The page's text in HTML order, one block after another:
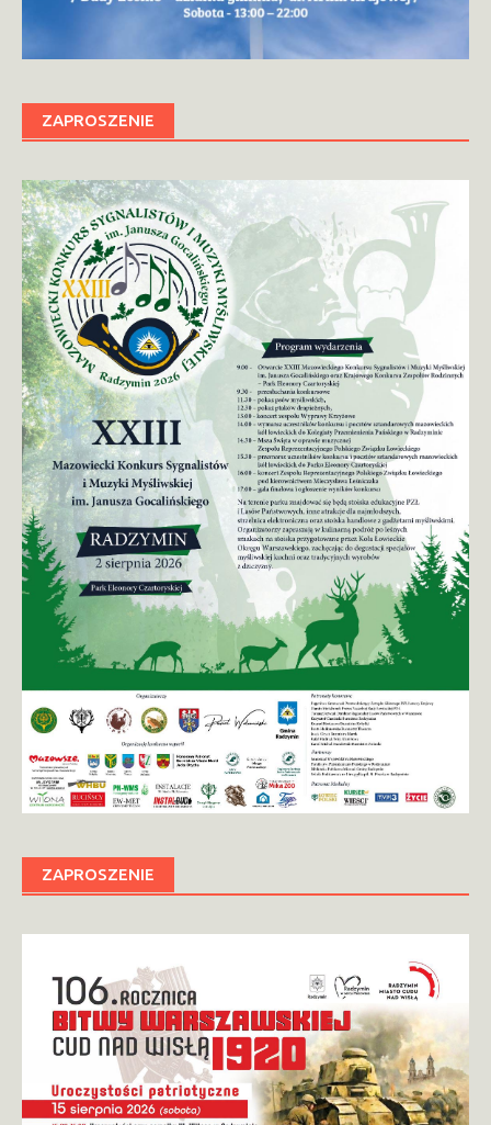
ZAPROSZENIE
ZAPROSZENIE